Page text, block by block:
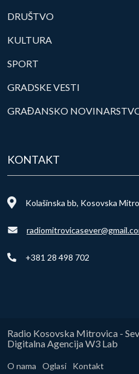
DRUŠTVO
KULTURA
SPORT
GRADSKE VESTI
GRAĐANSKO
KONTAKT
Kolašinska bb, Kosovska
+381 28 498 702
Radio Kosovska Mitrovica -
Digitalna Agencija W3 Lab
O nama Oglasi Kontakt